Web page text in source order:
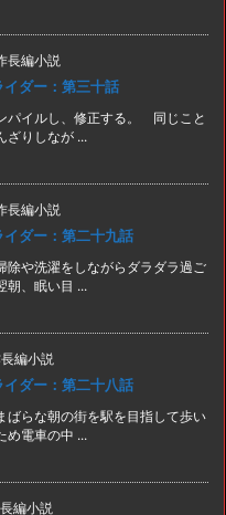
長編小説
イダー：第三十話
パイルし、修正する。 同じこと
ざりしなが ...
長編小説
ダー：第二十九話
や洗濯をしながらダラダラ過ご
朝、眠い目 ...
編小説
ダー：第二十八話
らな朝の街を駅を目指して歩い
電車の中 ...
編小説